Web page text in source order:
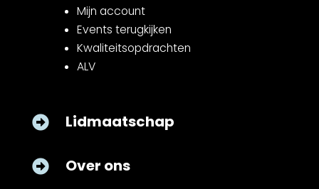
Mijn account
Events terugkijken
Kwaliteitsopdrachten
ALV
 Lidmaatschap
 Over ons